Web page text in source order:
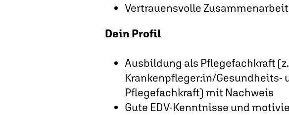
Vertrauensvolle
Dein Profil
Ausbildung als Pflegefachkraft
Krankenpfleger:in/Gesundheits-
Pflegefachkraft) mit Nachweis
Gute EDV-Kenntnisse und